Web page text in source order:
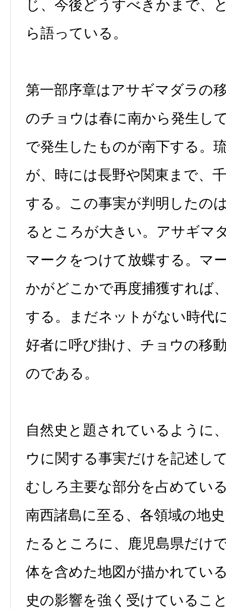
じ、今後どうすべきかまで、
ら語っている。
第一部序章はアサギマダラの
のチョウは春に南から発生し
で発生したものが南下する。
が、時には長野や関東まで、
する。この事実が判明したの
るところが大きい。アサギマ
マークをつけて放蝶する。マ
かがどこかで再度捕獲すれば
する。まだネットがない時代
好者に呼び掛け、チョウの移
のである。
自然史と題されているように
ウに関する事実だけを記述し
むしろ主要な部分を占めてい
南西諸島に至る、各領域の地
たるところに、鹿児島県だけ
体を含めた地図が描かれてい
史の影響を強く受けているこ